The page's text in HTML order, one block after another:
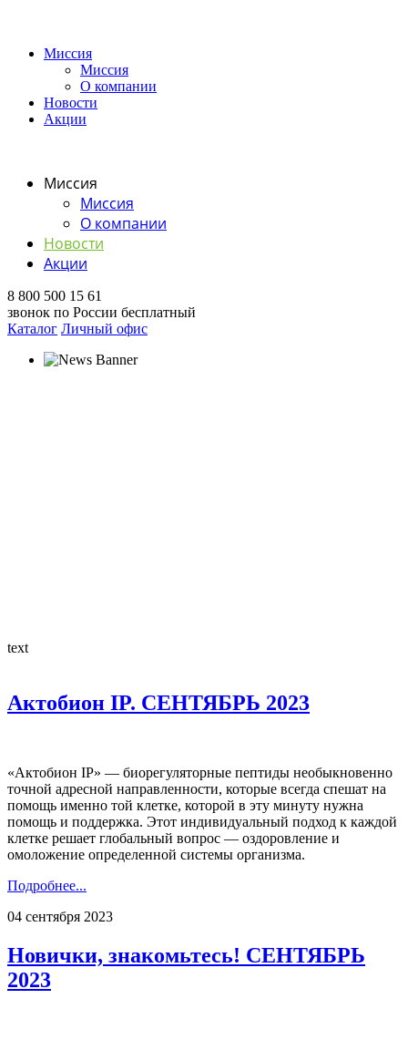
Миссия
Миссия
О компании
Новости
Акции
Миссия
Миссия
О компании
Новости
Акции
8 800 500 15 61
звонок по России бесплатный
Каталог Личный офис
text
Актобион IP. СЕНТЯБРЬ 2023
«Актобион IP» — биорегуляторные пептиды необыкновенно
точной адресной направленности, которые всегда спешат на
помощь именно той клетке, которой в эту минуту нужна
помощь и поддержка. Этот индивидуальный подход к каждой
клетке решает глобальный вопрос — оздоровление и
омоложение определенной системы организма.
Подробнее...
04 сентября 2023
Новички, знакомьтесь! СЕНТЯБРЬ
2023